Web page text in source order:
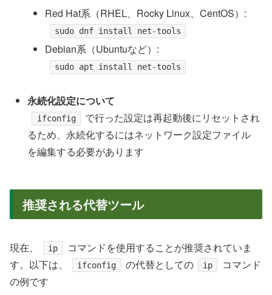
Red Hat系（RHEL、Rocky Linux、CentOS）:
sudo dnf install net-tools
Debian系（Ubuntuなど）:
sudo apt install net-tools
永続化設定について
ifconfig
で行った設定は再起動後にリセットされ
るため、永続化するにはネットワーク設定ファイル
を編集する必要があります
推奨される代替ツール
現在、 ip
コマンドを使用することが推奨されていま
す。以下は、
ifconfig の代替としての ip
コマンド
の例です